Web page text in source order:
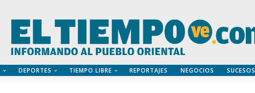
DEPORTES TIEMPO LIBRE REPORTAJES NEGOCIOS SUCESOS